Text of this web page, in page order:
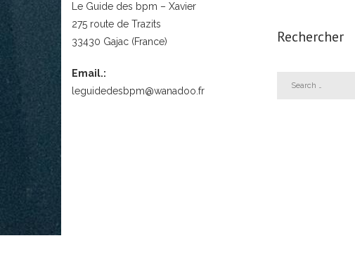
Le Guide des bpm – Xavier
275 route de Trazits
33430 Gajac (France)
Email.:
leguidedesbpm@wanadoo.fr
Rechercher